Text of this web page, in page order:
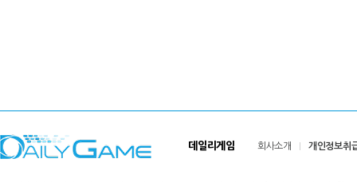
데일리게임 회사소개 개인정보취